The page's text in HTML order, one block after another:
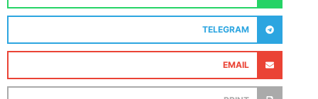
TELEGRAM